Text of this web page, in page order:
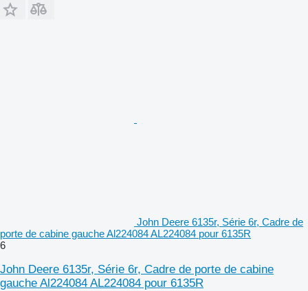
John Deere 6135r, Série 6r, Cadre de
porte de cabine gauche Al224084 AL224084 pour 6135R
6
John Deere 6135r, Série 6r, Cadre de porte de cabine
gauche Al224084 AL224084 pour 6135R